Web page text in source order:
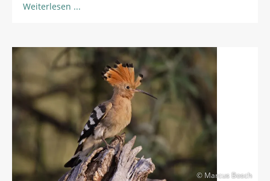
Weiterlesen
© Marcus Bosch